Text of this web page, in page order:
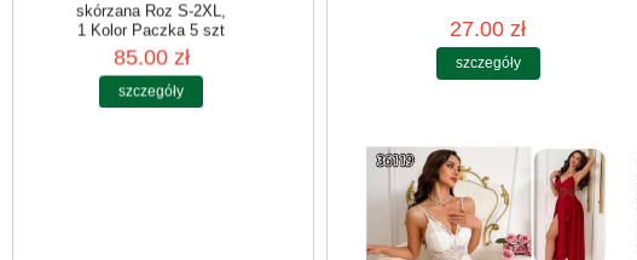
Kurtki damskie
skórzana Roz S-2XL,
27.00 zł
szczegóły